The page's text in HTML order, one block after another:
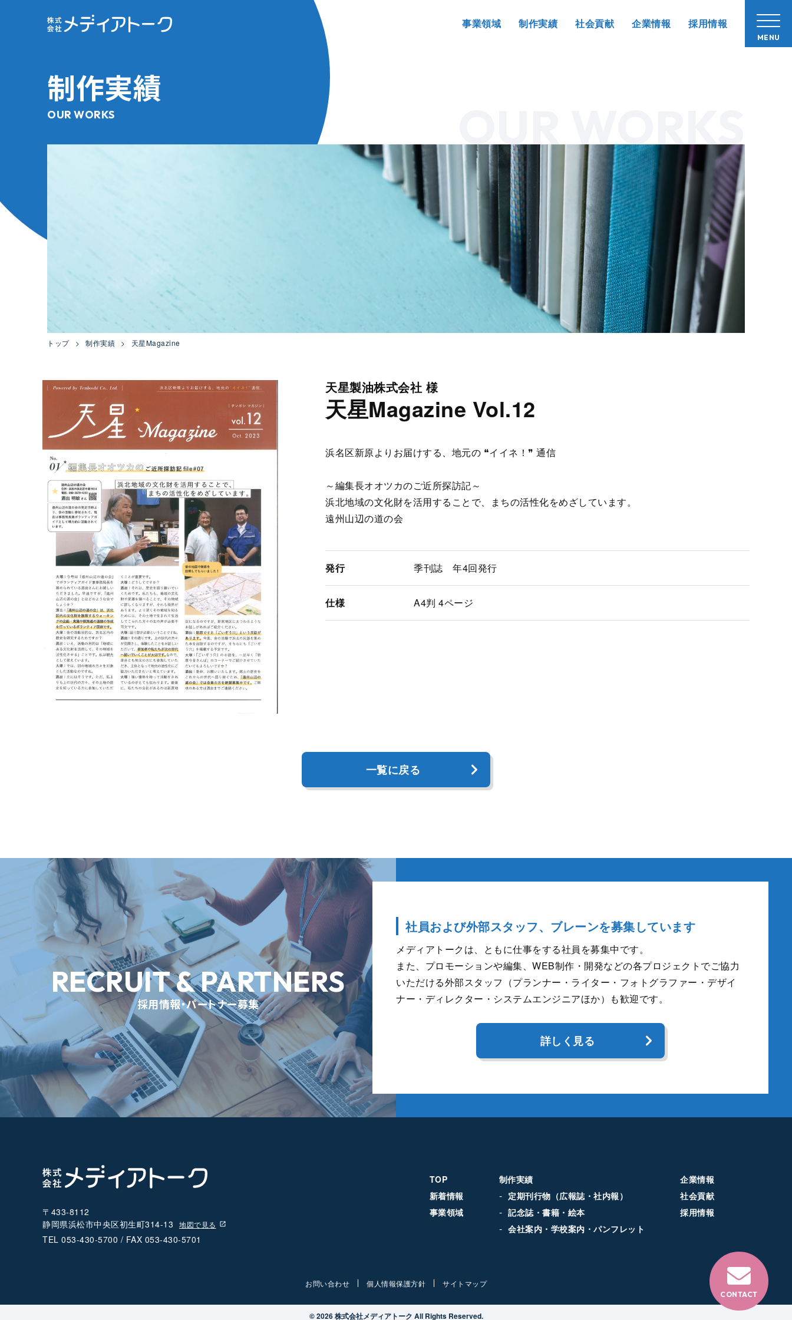
事業領域 制作実績 社会貢献 企業情報 採用情報
MENU
CONTACT
制作実績
OUR WORKS
トップ 制作実績 天星Magazine
天星製油株式会社 様
天星Magazine Vol.12
浜名区新原よりお届けする、地元の ❝イイネ！❞ 通信
～編集長オオツカのご近所探訪記～
浜北地域の文化財を活用することで、まちの活性化をめざしています。
遠州山辺の道の会
発行 季刊誌 年4回発行
仕様 A4判 4ページ
一覧に戻る
RECRUIT & PARTNERS
採用情報・パートナー募集
社員および外部スタッフ、ブレーンを募集しています
メディアトークは、ともに仕事をする社員を募集中です。
また、プロモーションや編集、WEB制作・開発などの各プロジェクトでご協力
いただける外部スタッフ（プランナー・ライター・フォトグラファー・デザイ
ナー・ディレクター・システムエンジニアほか）も歓迎です。
詳しく見る
〒433-8112
静岡県浜松市中央区初生町314-13
地図で見る
TEL 053-430-5700 / FAX 053-430-5701
TOP
新着情報
事業領域
制作実績
定期刊行物（広報誌・社内報）
記念誌・書籍・絵本
会社案内・学校案内・パンフレット
企業情報
社会貢献
採用情報
お問い合わせ 個人情報保護方針 サイトマップ
© 2026 株式会社メディアトーク All Rights Reserved.